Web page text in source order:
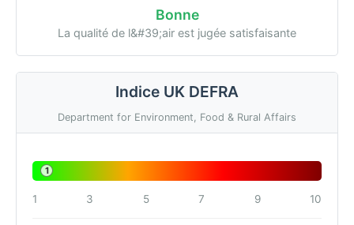
Bonne
La qualité de l&#39;air est jugée satisfaisante
Indice UK DEFRA
Department for Environment, Food & Rural Affairs
1
1 3 5 7 9 10